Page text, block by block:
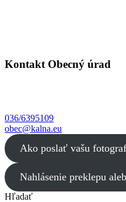
Kontakt Obecný úrad
036/6395109
obec@kalna.eu
Ako poslať vašu
Nahlásenie preklepu
Hľadať